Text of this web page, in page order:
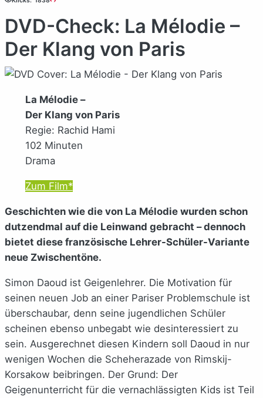
DVD-Check: La Mélodie –
Der Klang von Paris
La Mélodie –
Der Klang von Paris
Regie: Rachid Hami
102 Minuten
Drama
Zum Film*
Geschichten wie die von La Mélodie wurden schon
dutzendmal auf die Leinwand gebracht – dennoch
bietet diese französische Lehrer-Schüler-Variante
neue Zwischentöne.
Simon Daoud ist Geigenlehrer. Die Motivation für
seinen neuen Job an einer Pariser Problemschule ist
überschaubar, denn seine jugendlichen Schüler
scheinen ebenso unbegabt wie desinteressiert zu
sein. Ausgerechnet diesen Kindern soll Daoud in nur
wenigen Wochen die Scheherazade von Rimskij-
Korsakow beibringen. Der Grund: Der
Geigenunterricht für die vernachlässigten Kids ist Teil